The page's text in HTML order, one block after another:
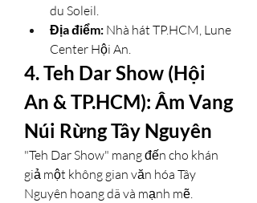
du Soleil.
Địa điểm: Nhà hát TP.HCM, Lune
Center Hội An.
4. Teh Dar Show (Hội
An & TP.HCM): Âm Vang
Núi Rừng Tây Nguyên
"Teh Dar Show" mang đến cho khán
giả một không gian văn hóa Tây
Nguyên hoang dã và mạnh mẽ.